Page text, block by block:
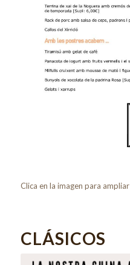
Clica en la imagen para ampliar
CLÁSICOS